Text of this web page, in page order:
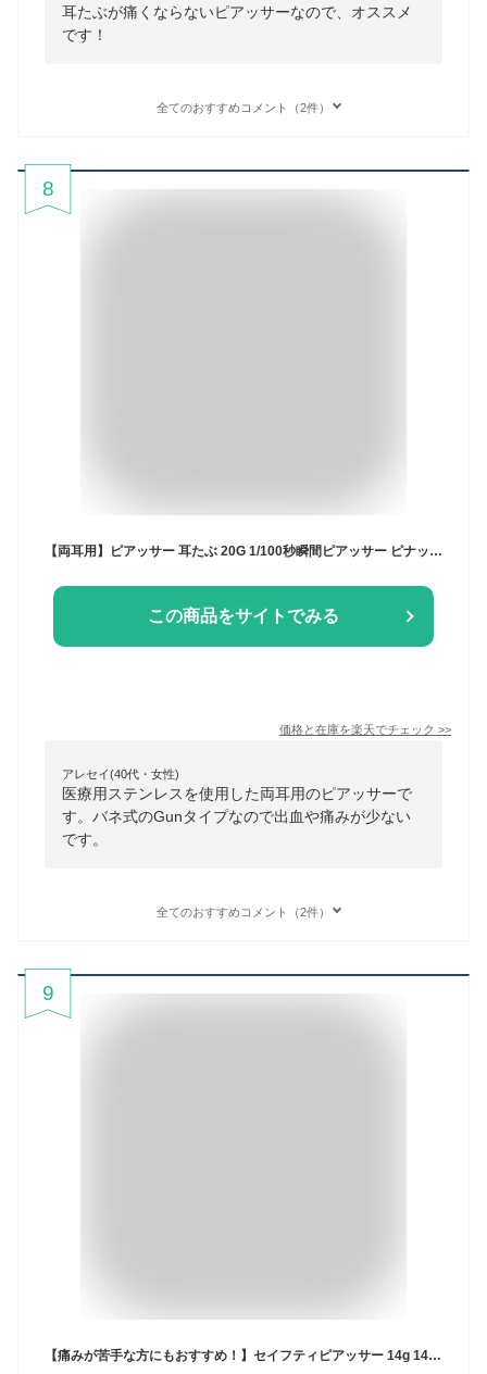
耳たぶが痛くならないピアッサーなので、オススメ
です！
全てのおすすめコメント（2件）
8
【両耳用】ピアッサー 耳たぶ 20G 1/100秒瞬間ピアッサー ピナック(3mmボール)(1個売り)◆オマケ革命◆
この商品をサイトでみる
価格と在庫を楽天でチェック >>
アレセイ(40代・女性)
医療用ステンレスを使用した両耳用のピアッサーで
す。バネ式のGunタイプなので出血や痛みが少ない
です。
全てのおすすめコメント（2件）
9
【痛みが苦手な方にもおすすめ！】セイフティピアッサー 14g 14ゲージ 送料無料 軟骨用 ボール両耳用 ピアッサー 透明樹脂 ピアッサー 14G 軟骨用 金属アレルギー対応 樹脂 透明 14G 8mm ピアス ボディピアス 透明ピアス ピアッサー 透明 ピアッサー 軟骨用